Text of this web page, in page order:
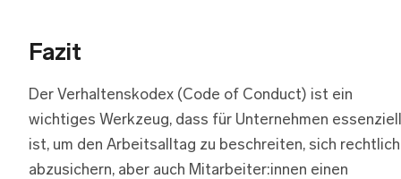
Fazit
Der Verhaltenskodex (Code of Conduct) ist ein
wichtiges Werkzeug, dass für Unternehmen essenziell
ist, um den Arbeitsalltag zu beschreiten, sich rechtlich
abzusichern, aber auch Mitarbeiter:innen einen